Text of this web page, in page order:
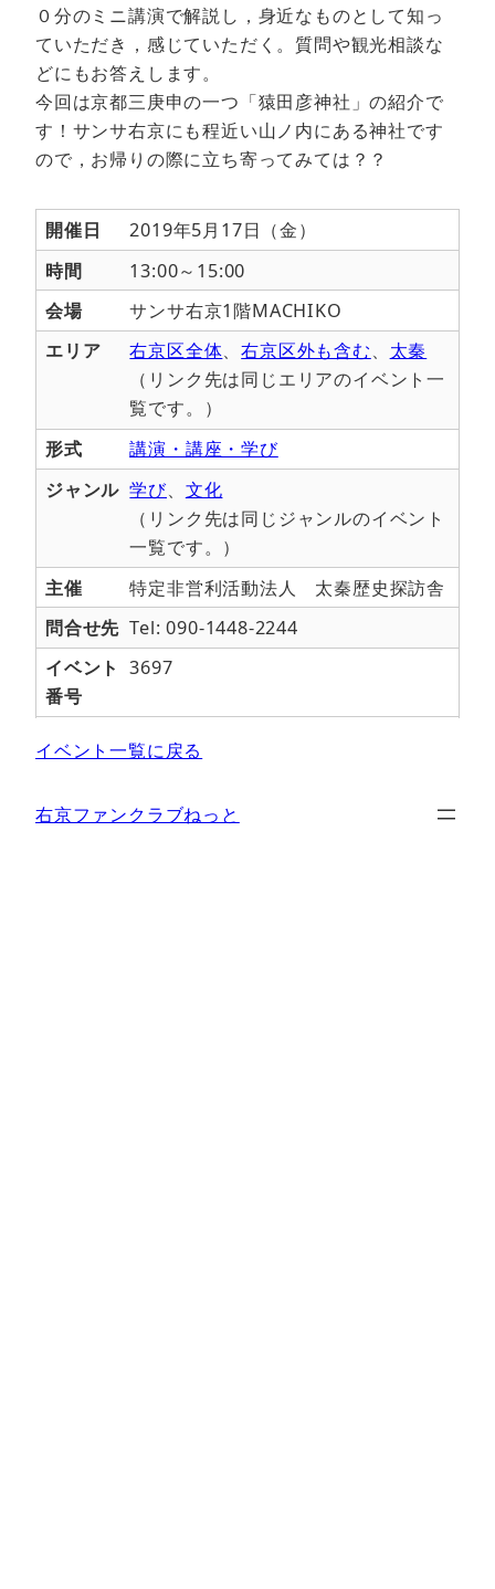
０分のミニ講演で解説し，身近なものとして知っ
ていただき，感じていただく。質問や観光相談な
どにもお答えします。
今回は京都三庚申の一つ「猿田彦神社」の紹介で
す！サンサ右京にも程近い山ノ内にある神社です
ので，お帰りの際に立ち寄ってみては？？
開催日
2019年5月17日（金）
時間
13:00～15:00
会場
サンサ右京1階MACHIKO
エリア
右京区全体、右京区外も含む、 太秦
（リンク先は同じエリアのイベント一
覧です。）
形式
講演・講座・学び
ジャンル 学び、 文化
（リンク先は同じジャンルのイベント
一覧です。）
主催
特定非営利活動法人 太秦歴史探訪舎
問合せ先 Tel: 090-1448-2244
イベント
番号
3697
イベント一覧に戻る
右京ファンクラブねっと